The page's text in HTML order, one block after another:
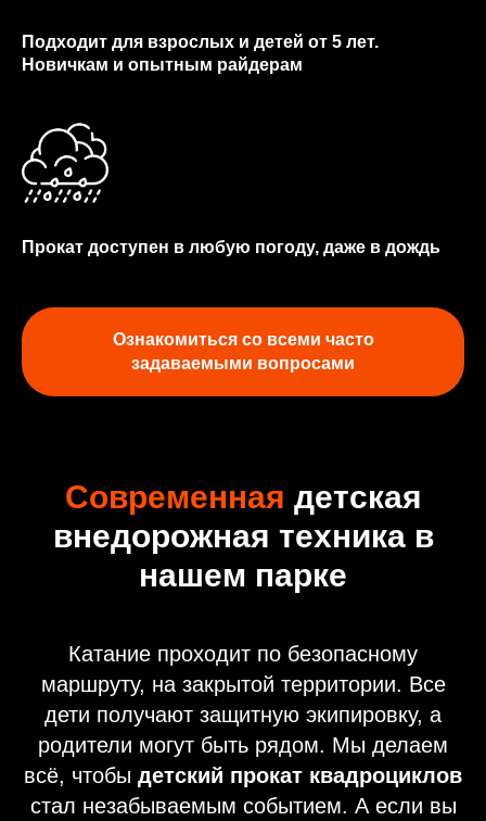
Подходит для взрослых и детей от 5 лет.
Новичкам и опытным райдерам
Прокат доступен в любую погоду, даже в дождь
Ознакомиться со всеми часто
задаваемыми вопросами
Современная детская
внедорожная техника в
нашем парке
Катание проходит по безопасному
маршруту, на закрытой территории. Все
дети получают защитную экипировку, а
родители могут быть рядом. Мы делаем
всё, чтобы детский прокат квадроциклов
стал незабываемым событием. А если вы